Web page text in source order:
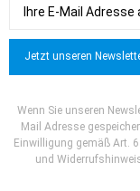
Jetzt unseren
Wenn Sie unseren
Mail Adresse
Einwilligung gemäß Art.
und